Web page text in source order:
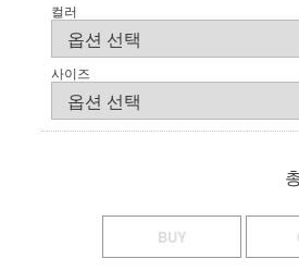
컬러
사이즈
BUY